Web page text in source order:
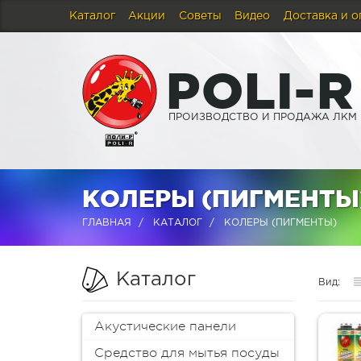
Каталог Акции Советы Видео Доставка и
POLI-R
ПРОИЗВОДСТВО И ПРОДАЖА ЛКМ
КОЛЕРЫ
ГЛАВНАЯ КАТАЛОГ КОЛЕРЫ (ПИГМЕНТЫ)
Каталог
Акустические панели
Средство для мытья посуды
Вид: